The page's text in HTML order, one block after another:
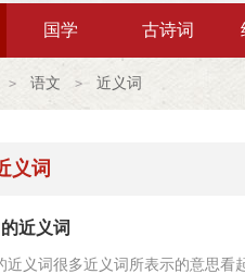
国学 古诗词
> 语文 > 近义词
义词
近义词
近义词很多近义词所表示的意思